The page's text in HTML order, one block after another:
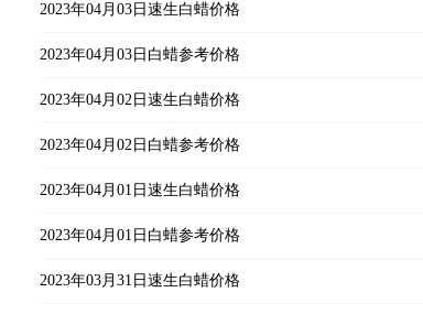
2023年04月03日速生白蜡价格
2023年04月03日白蜡参考价格
2023年04月02日速生白蜡价格
2023年04月02日白蜡参考价格
2023年04月01日速生白蜡价格
2023年04月01日白蜡参考价格
2023年03月31日速生白蜡价格